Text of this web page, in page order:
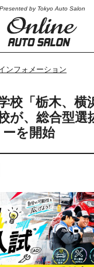
Presented by Tokyo Auto Salon
ンフォメーション
校「栃木、横
が、総合型選
を開始